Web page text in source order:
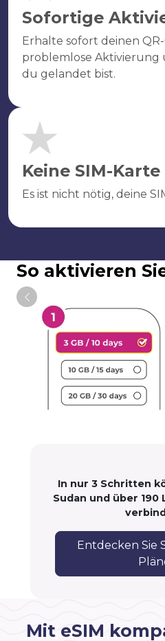
Sofortige
Erhalte sofort deinen
problemlose Aktivierung
du gelandet bist.
Keine SIM-Karte
Es ist nicht nötig, deine
So aktivieren
In nur 3 Schritten
Sudan und über
Entdecken Sie
Mit eSIM